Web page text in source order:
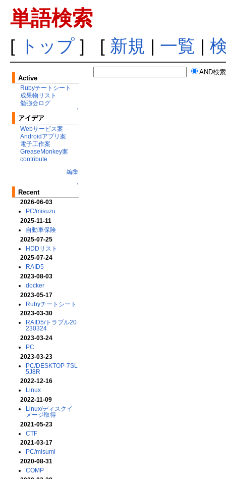
単語検索
[ トップ] [ 新規 | 一覧 |
Active
Rubyチートシート
成果物リスト
勉強会ログ
↑
アイデア
Webサービス案
Androidアプリ案
電子工作案
GreaseMonkey案
contribute
編集
↑
Recent
2026-06-03
PC/misuzu
2025-11-11
自動車保険
2025-07-25
HDDリスト
2025-07-24
RAID5
2023-08-03
docker
2023-05-17
Rubyチートシート
2023-03-30
RAID5/トラブル20
230324
2023-03-24
PC
2023-03-23
PC/DESKTOP-7SL
5J8R
2022-12-16
Linux
2022-11-09
Linux/ディスクイ
メージ取得
2021-05-23
CTF
2021-03-17
PC/misumi
2020-08-31
COMP
AND検